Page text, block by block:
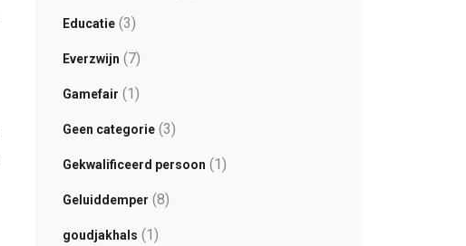
Educatie(3)
Everzwijn (7)
Gamefair (1)
Geen categorie(3)
Gekwalificeerd persoon (1)
Geluiddemper (8)
goudjakhals (1)